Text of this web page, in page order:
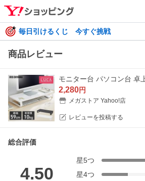
毎日引けるくじ 今すぐ挑戦
商品レビュー
2,280円
メガストア Yahoo!店
レビューを投稿する
総合評価
4.50
星5つ
星4つ